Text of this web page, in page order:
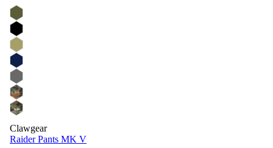
Clawgear
Raider Pants MK V